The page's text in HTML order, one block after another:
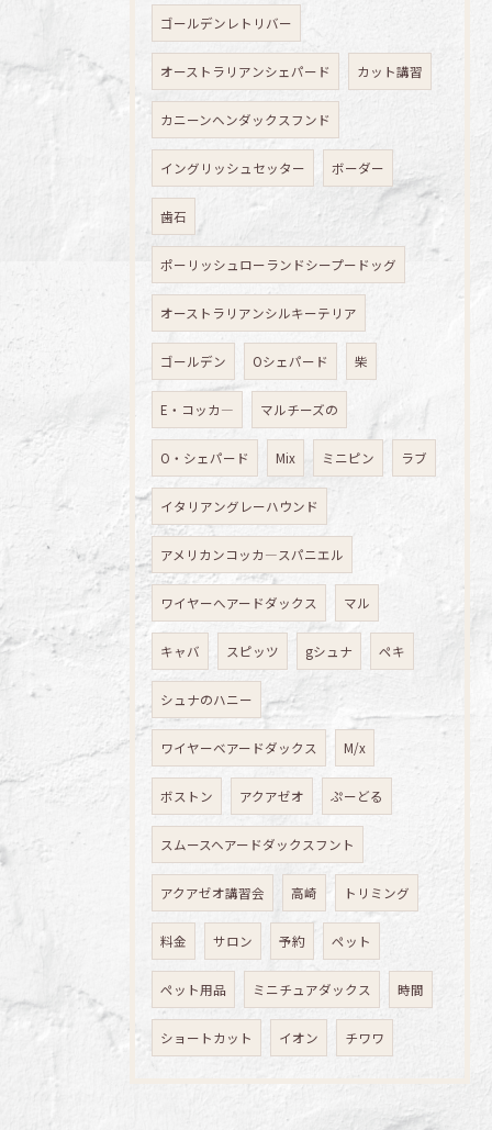
ゴールデンレトリバー
オーストラリアンシェパード カット講習
カニーンヘンダックスフンド
イングリッシュセッター ボーダー
歯石
ポーリッシュローランドシープードッグ
オーストラリアンシルキーテリア
ゴールデン Oシェパード 柴
E・コッカ― マルチーズの
O・シェパード Mix ミニピン ラブ
イタリアングレーハウンド
アメリカンコッカ―スパニエル
ワイヤーへアードダックス マル
キャバ スピッツ gシュナ ペキ
シュナのハニー
ワイヤーベアードダックス M/x
ボストン アクアゼオ ぷーどる
スムースヘアードダックスフント
アクアゼオ講習会 高崎 トリミング
料金 サロン 予約 ペット
ペット用品 ミニチュアダックス 時間
ショートカット イオン チワワ